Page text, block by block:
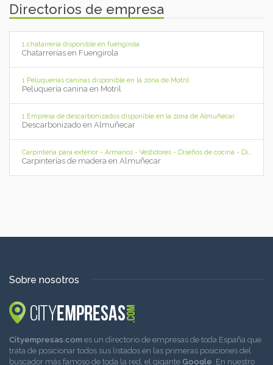
Directorios de empresa
1 chatarrería disponible en fuengirola
Chatarrerías en Fuengirola
1 Peluquerías caninas disponible en la zona de Motril
Peluquería canina en Motril
1 Empresa de descarbonizados disponible en la zona de Almuñecar
Descarbonizado en Almuñecar
Carpinteria para exterior - Armarios - Vestidores - Diseños de cocina - Diseño de Proyectos - Muebles para su hogar - Almuñecar
Carpinterías de madera en Almuñecar
Sobre nosotros
Cityempresas.com es un directorio de empresas de toda España que
trata de posicionar todos sus listados en las primeras posiciones del
buscador más famoso de toda la red, el gigante Google . En nuestro